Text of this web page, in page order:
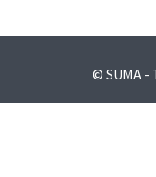
© SUMA -